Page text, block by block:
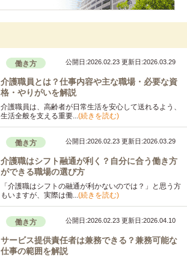
働き方 公開日:2026.02.23 更新日:2026.03.29
介護職員とは？仕事内容や主な職場・必要な資
格・やりがいを解説
介護職員は、高齢者が日常生活を安心して送れるよう、
生活全般を支える重要...(続きを読む)
働き方 公開日:2026.02.23 更新日:2026.03.29
介護職はシフト融通が利く？自分に合う働き方
ができる職場の選び方
「介護職はシフトの融通が利かないのでは？」と思う方
もいますが、実際は働...(続きを読む)
働き方 公開日:2026.02.23 更新日:2026.04.10
サービス提供責任者は兼務できる？兼務可能な
仕事の範囲を解説